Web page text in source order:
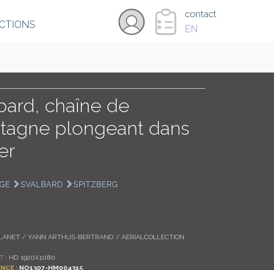
contact
EN
chaîne de
plongeant dans
SVALBARD SPITZBERG
/ YANN ARTHUS-BERTRAND / AERIALCOLLECTION
: HD 1920X1080
: NO1307-HM004315